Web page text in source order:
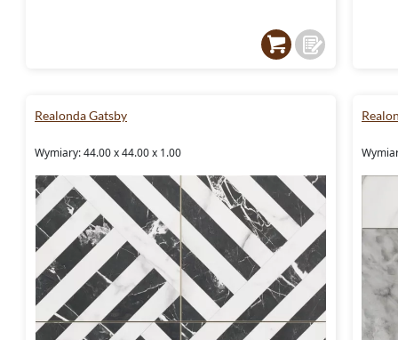
Realonda Gatsby
Wymiary: 44.00 x 44.00 x 1.00